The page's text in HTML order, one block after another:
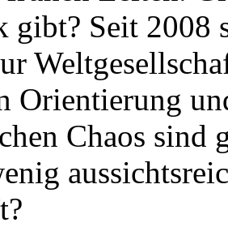
gibt? Seit 2008
Orientierung
Chaos sind